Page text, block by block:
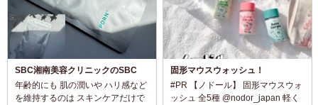
SBC湘南美容クリニックのSBC
MEDISPA PDRN
年齢的にも 肌の潤いや ハリ感など
を維持するのは スキンケアだけで
固形マウスウォッシュ！
#PR 【ノドール】 固形マウスウォ
ッシュ 全5種 @nodor_japan 軽く